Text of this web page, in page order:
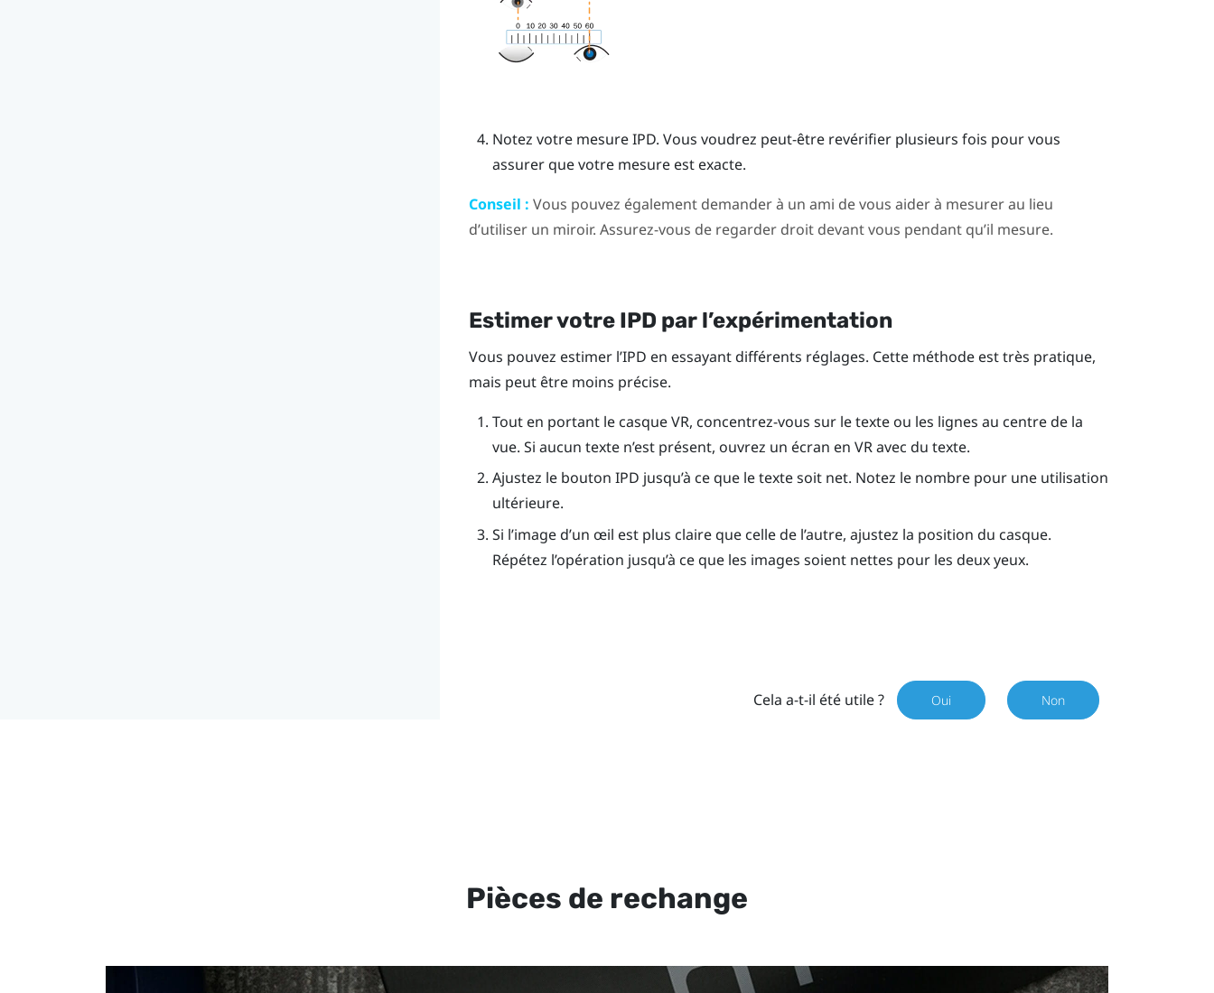
Notez votre mesure IPD. Vous voudrez peut-être revérifier plusieurs fois pour vous
assurer que votre mesure est exacte.
Conseil : Vous pouvez également demander à un ami de vous aider à mesurer au lieu
d’utiliser un miroir. Assurez-vous de regarder droit devant vous pendant qu’il mesure.
Estimer votre IPD par l’expérimentation
Vous pouvez estimer l’IPD en essayant différents réglages. Cette méthode est très pratique,
mais peut être moins précise.
Tout en portant le casque VR, concentrez-vous sur le texte ou les lignes au centre de la
vue. Si aucun texte n’est présent, ouvrez un écran en VR avec du texte.
Ajustez le bouton IPD jusqu’à ce que le texte soit net. Notez le nombre pour une utilisation
ultérieure.
Si l’image d’un œil est plus claire que celle de l’autre, ajustez la position du casque.
Répétez l’opération jusqu’à ce que les images soient nettes pour les deux yeux.
Cela a-t-il été utile ? Oui Non
Pièces de rechange